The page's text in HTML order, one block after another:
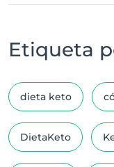
Etiqueta
dieta keto
DietaKeto